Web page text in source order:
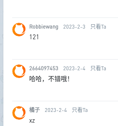
Robbiewang 2023-2-3 只看Ta
121
2664097453 2023-2-4 只看Ta
哈哈，不错哦！
橘子 2023-2-4 只看Ta
xz